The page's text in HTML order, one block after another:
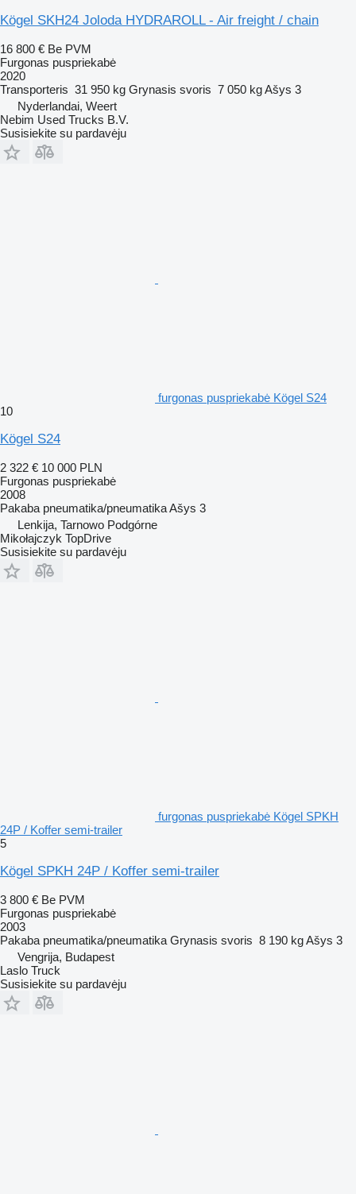
Kögel SKH24 Joloda HYDRAROLL - Air freight / chain
16 800 € Be PVM
Furgonas puspriekabė
2020
Transporteris 31 950 kg Grynasis svoris 7 050 kgAšys 3
Nyderlandai, Weert
Nebim Used Trucks B.V.
Susisiekite su pardavėju
furgonas puspriekabė Kögel S24
10
Kögel S24
2 322 € 10 000 PLN
Furgonas puspriekabė
2008
Pakaba pneumatika/pneumatikaAšys 3
Lenkija, Tarnowo Podgórne
Mikołajczyk TopDrive
Susisiekite su pardavėju
furgonas puspriekabė Kögel SPKH
24P / Koffer semi-trailer
5
Kögel SPKH 24P / Koffer semi-trailer
3 800 € Be PVM
Furgonas puspriekabė
2003
Pakaba pneumatika/pneumatika Grynasis svoris 8 190 kgAšys 3
Vengrija, Budapest
Laslo Truck
Susisiekite su pardavėju